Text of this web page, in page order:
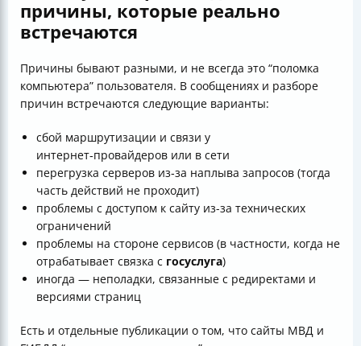
причины, которые реально
встречаются
Причины бывают разными, и не всегда это “поломка
компьютера” пользователя. В сообщениях и разборе
причин встречаются следующие варианты:
сбой маршрутизации и связи у
интернет‑провайдеров или в сети
перегрузка серверов из‑за наплыва запросов (тогда
часть действий не проходит)
проблемы с доступом к сайту из-за технических
ограничений
проблемы на стороне сервисов (в частности, когда не
отрабатывает связка с госуслуга)
иногда — неполадки, связанные с редиректами и
версиями страниц
Есть и отдельные публикации о том, что сайты МВД и